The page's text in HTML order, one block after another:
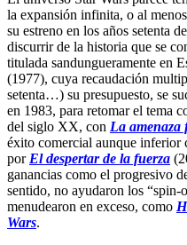
la expansión infinita, o al
su estreno en los años setenta
discurrir de la historia que se
titulada sandungueramente en
(1977), cuya recaudación
setenta…) su presupuesto, se
en 1983, para retomar el tema
del siglo XX, con La amenaza
éxito comercial aunque
por El despertar de la fuerza
ganancias como el progresivo
sentido, no ayudaron los “spin-
menudearon en exceso, como
Wars.